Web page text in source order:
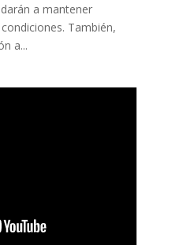
a mantener
También,
a...